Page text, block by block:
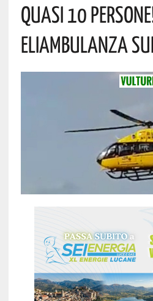
Quasi 10
Eliambulanza